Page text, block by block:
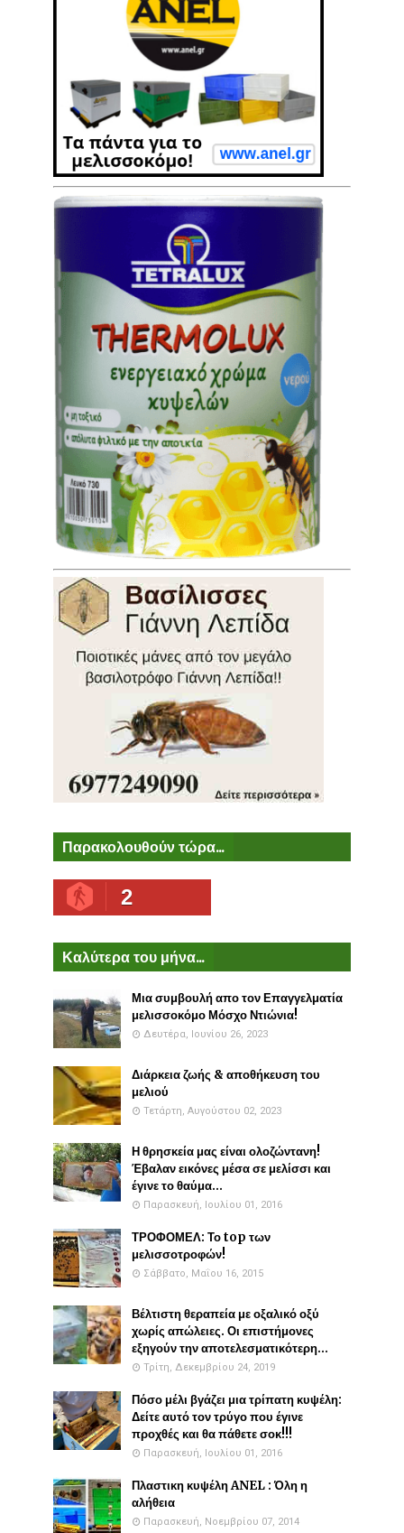
Παρακολουθούν τώρα...
2
Καλύτερα του μήνα...
Μια συμβουλή απο τον Επαγγελματία
μελισσοκόμο Μόσχο Ντιώνια!
Δευτέρα, Ιουνίου 26, 2023
Διάρκεια ζωής & αποθήκευση του
μελιού
Τετάρτη, Αυγούστου 02, 2023
Η θρησκεία μας είναι ολοζώντανη!
Έβαλαν εικόνες μέσα σε μελίσσι και
έγινε το θαύμα...
Παρασκευή, Ιουλίου 01, 2016
ΤΡΟΦΟΜΕΛ: Το top των
μελισσοτροφών!
Σάββατο, Μαΐου 16, 2015
Βέλτιστη θεραπεία με οξαλικό οξύ
χωρίς απώλειες. Οι επιστήμονες
εξηγούν την αποτελεσματικότερη...
Τρίτη, Δεκεμβρίου 24, 2019
Πόσο μέλι βγάζει μια τρίπατη κυψέλη:
Δείτε αυτό τον τρύγο που έγινε
προχθές και θα πάθετε σοκ!!!
Παρασκευή, Ιουλίου 01, 2016
Πλαστικη κυψέλη ANEL : Όλη η
αλήθεια
Παρασκευή, Νοεμβρίου 07, 2014